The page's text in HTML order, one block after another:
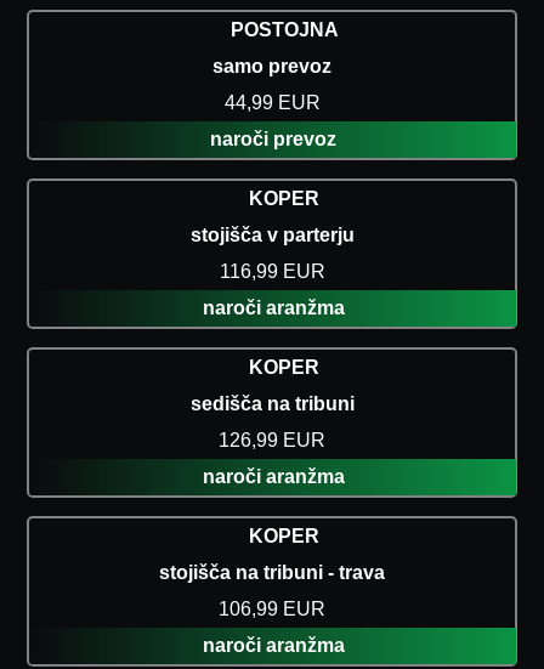
POSTOJNA
samo prevoz
44,99 EUR
naroči prevoz
KOPER
stojišča v parterju
116,99 EUR
naroči aranžma
KOPER
sedišča na tribuni
126,99 EUR
naroči aranžma
KOPER
stojišča na tribuni - trava
106,99 EUR
naroči aranžma